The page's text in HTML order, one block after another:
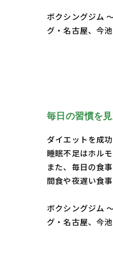
ボクシングジム
グ・名古屋、今池
毎日の習慣を
ダイエットを成
睡眠不足はホル
また、毎日の食
間食や夜遅い食
ボクシングジム
グ・名古屋、今池